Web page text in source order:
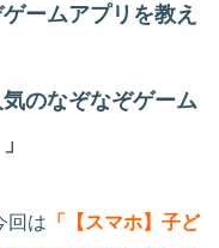
ームアプリを教え
のなぞなぞゲーム
回は 「【スマホ】子ど